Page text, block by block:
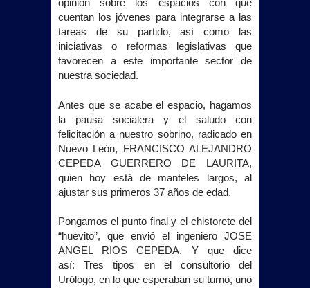
opinión sobre los espacios con que
cuentan los jóvenes para integrarse a las
tareas de su partido, así como las
iniciativas o reformas legislativas que
favorecen a este importante sector de
nuestra sociedad.
Antes que se acabe el espacio, hagamos
la pausa socialera y el saludo con
felicitación a nuestro sobrino, radicado en
Nuevo León, FRANCISCO ALEJANDRO
CEPEDA GUERRERO DE LAURITA,
quien hoy está de manteles largos, al
ajustar sus primeros 37 años de edad.
Pongamos el punto final y el chistorete del
“huevito”, que envió el ingeniero JOSE
ANGEL RIOS CEPEDA. Y que dice
así:
Tres tipos en el consultorio del
Urólogo, en lo que esperaban su turno, uno